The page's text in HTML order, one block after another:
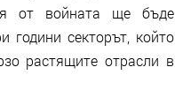
от войната ще бъде
години секторът, който
растящите отрасли в